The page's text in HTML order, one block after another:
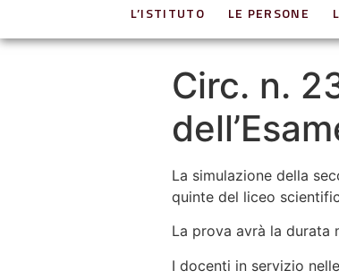
L’ISTITUTO LE PERSONE
Circ. n.
La simulazione della
quinte del liceo
La prova avrà la durata
I docenti in servizio